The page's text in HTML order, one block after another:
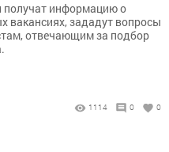
получат информацию о
вакансиях, зададут вопросы
отвечающим за подбор
1114 0 0